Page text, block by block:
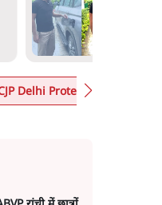
Delhi Protest